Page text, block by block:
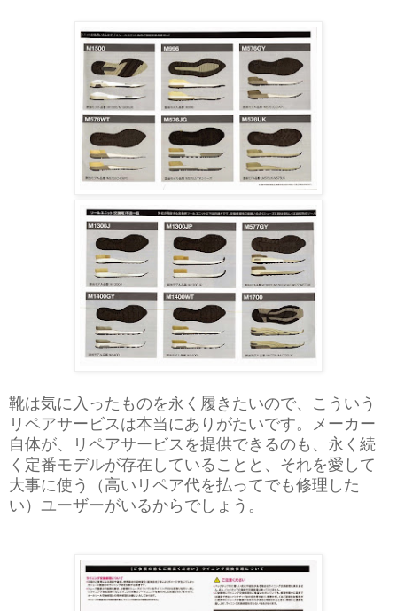
靴は気に入ったものを永く履きたいので、こういう
リペアサービスは本当にありがたいです。メーカー
自体が、リペアサービスを提供できるのも、永く続
く定番モデルが存在していることと、それを愛して
大事に使う（ 高いリペア代を払ってでも修理した
い ）ユーザーがいるからでしょう。